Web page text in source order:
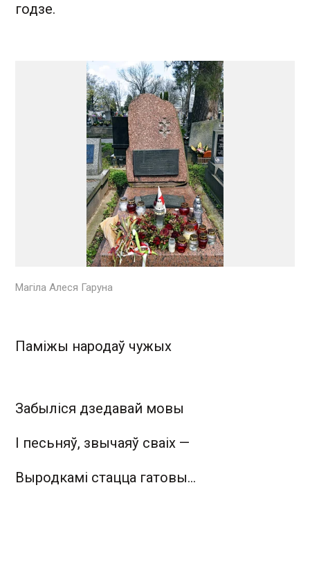
годзе.
Магіла Алеся Гаруна
Паміжы народаў чужых
Забыліся дзедавай мовы
І песьняў, звычаяў сваіх —
Выродкамі стацца гатовы...